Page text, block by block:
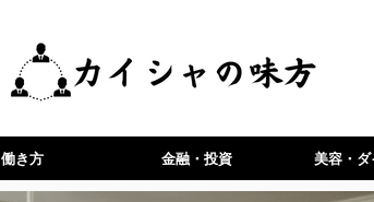
働き方 金融・投資 美容・ダ